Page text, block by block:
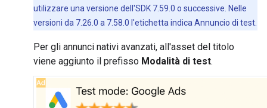
utilizzare una versione dell'SDK 7.59.0 o successive. Nelle
versioni da 7.26.0 a 7.58.0 l'etichetta indica Annuncio di test.
Per gli annunci nativi avanzati, all'asset del titolo
viene aggiunto il prefisso Modalità di test.